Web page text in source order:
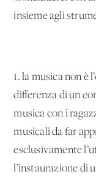
insieme agli
1. la musica non è
differenza di un
musica con i
musicali da far
esclusivamente
l’instaurazione di